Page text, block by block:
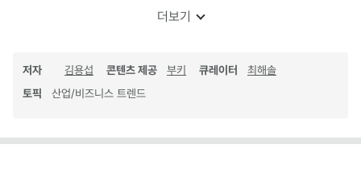
더보기
저자 김용섭 콘텐츠 제공 부키 큐레이터
최해솔
토픽
산업/비즈니스 트렌드